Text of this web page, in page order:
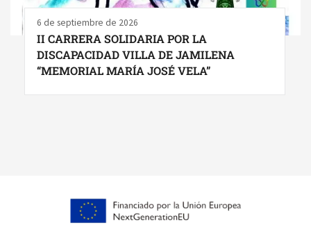
6 de septiembre de 2026
II CARRERA SOLIDARIA POR LA
DISCAPACIDAD VILLA DE JAMILENA
“MEMORIAL MARÍA JOSÉ VELA”